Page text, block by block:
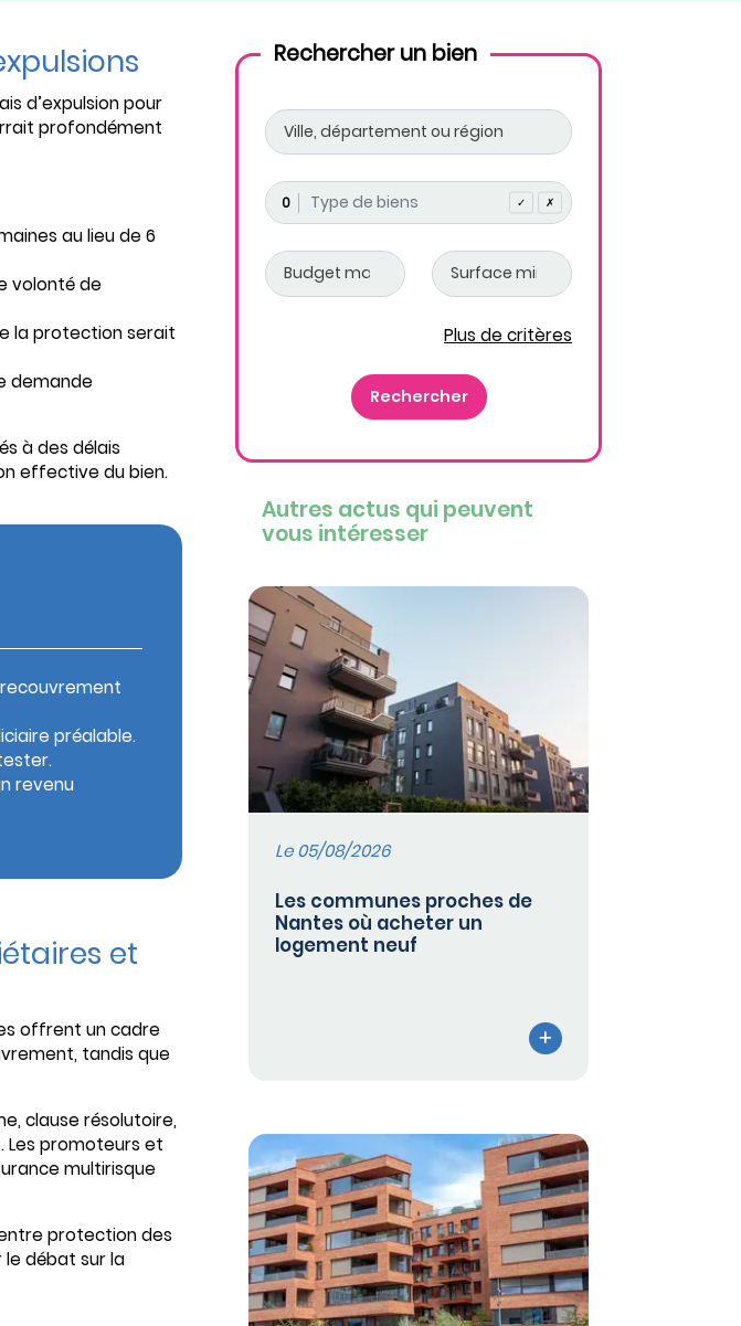
d’expulsion pour
profondément
au lieu de 6
volonté de
la protection serait
demande
à des délais
effective du bien.
recouvrement
préalable.
revenu
et
offrent un cadre
tandis que
clause résolutoire,
Les promoteurs et
multirisque
protection des
débat sur la
Rechercher un bien
0 ✓ ✗
Plus de critères
Autres actus qui peuvent
vous intéresser
Le 05/08/2026
Les communes proches de
Nantes où acheter un
logement neuf